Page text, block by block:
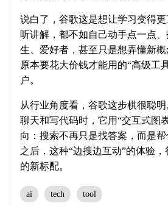
说白了，谷歌这是想让学习变得
听讲解，都不如自己动手点一点
生、爱好者，甚至只是想弄懂新
原本要花大价钱才能用的“高级工
户。
从行业角度看，谷歌这步棋很聪
聊天和写代码时，它用“交互式图
向：搜索不再只是找答案，而是
之后，这种“边搜边互动”的体验
的新标配。
ai tech tool